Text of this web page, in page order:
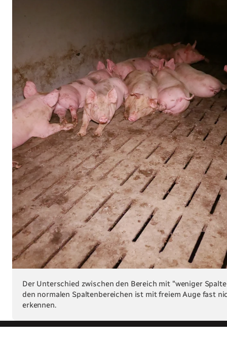
Der Unterschied zwischen den Bereich mit "weniger
den normalen Spaltenbereichen ist mit freiem Auge fast
erkennen.